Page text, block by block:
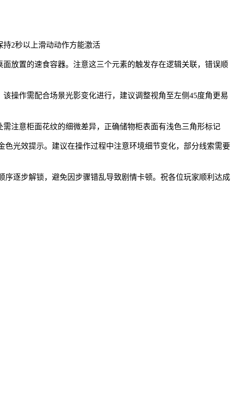
2秒以上滑动动作方能激活
放置的速食容器。注意这三个元素的触发存在逻辑关联，错误顺
操作需配合场景光影变化进行，建议调整视角至左侧45度角更易
注意柜面花纹的细微差异，正确储物柜表面有浅色三角形标记
光效提示。建议在操作过程中注意环境细节变化，部分线索需要
逐步解锁，避免因步骤错乱导致剧情卡顿。祝各位玩家顺利达成